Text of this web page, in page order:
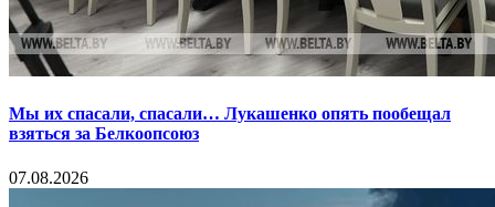
Мы их спасали, спасали… Лукашенко опять пообещал
взяться за Белкоопсоюз
07.08.2026